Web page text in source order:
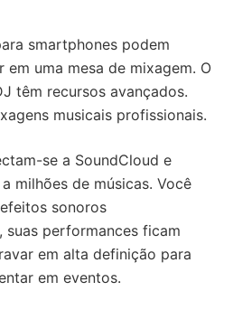
smartphones podem
em uma mesa de mixagem. O
têm recursos avançados.
musicais profissionais.
se a SoundCloud e
milhões de músicas. Você
sonoros
suas performances ficam
em alta definição para
em eventos.